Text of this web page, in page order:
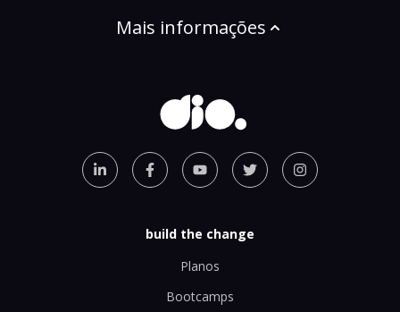
Mais informações
build the change
Planos
Bootcamps